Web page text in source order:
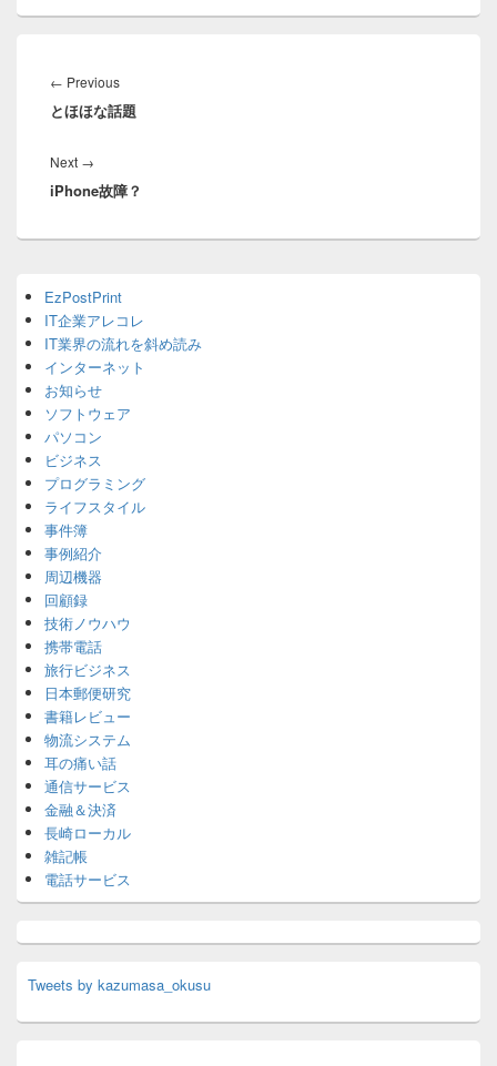
稿
ナ
ゲ
シ
← PreviousPrevious
post:
とほほな話題
Next →
post:
iPhone故障？
Sidebar
Widget
Area
EzPostPrint
IT企業アレコレ
IT業界の流れを斜め読み
インターネット
お知らせ
ソフトウェア
パソコン
ビジネス
プログラミング
ライフスタイル
事件簿
事例紹介
周辺機器
回顧録
技術ノウハウ
携帯電話
旅行ビジネス
日本郵便研究
書籍レビュー
物流システム
耳の痛い話
通信サービス
金融＆決済
長崎ローカル
雑記帳
電話サービス
Tweets by kazumasa_okusu